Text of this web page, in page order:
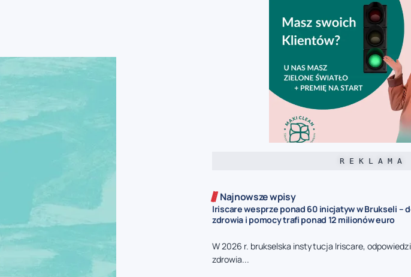
R E K L A M A
Najnowsze wpisy
Iriscare wesprze ponad 60 inicjatyw w Brukseli –
zdrowia i pomocy trafi ponad 12 milionów euro
W 2026 r. brukselska instytucja Iriscare,
zdrowia...